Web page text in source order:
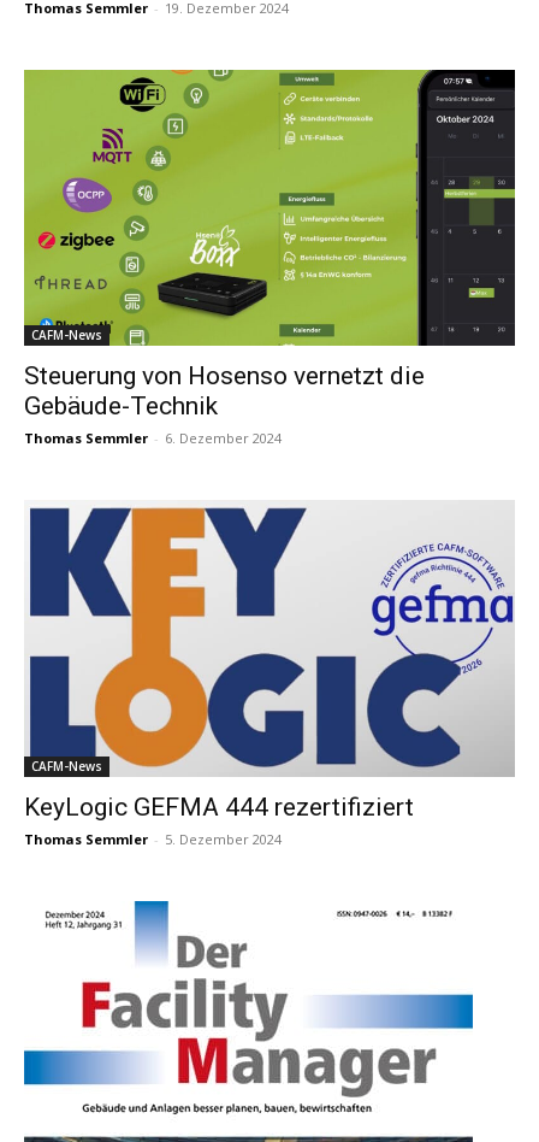
Thomas Semmler - 19. Dezember 2024
CAFM-News
Steuerung von Hosenso vernetzt die
Gebäude-Technik
Thomas Semmler - 6. Dezember 2024
CAFM-News
KeyLogic GEFMA 444 rezertifiziert
Thomas Semmler - 5. Dezember 2024